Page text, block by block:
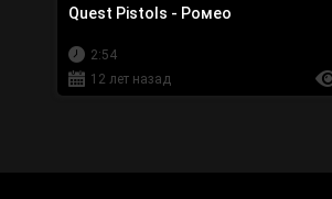
Quest Pistols - Ромео
2:54
12 лет назад